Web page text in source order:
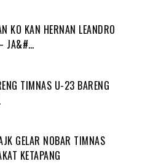
KO KAN HERNAN LEANDRO
JA&#…
TIMNAS U-23 BARENG
GELAR NOBAR TIMNAS
KETAPANG